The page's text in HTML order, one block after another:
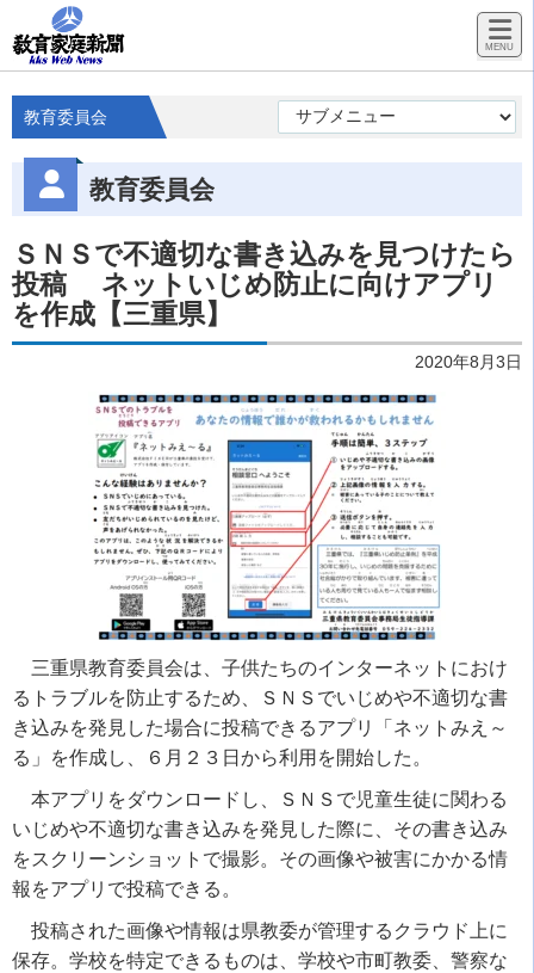
教育委員会
教育委員会
ＳＮＳで不適切な書き込みを見つけたら
投稿 ネットいじめ防止に向けアプリ
を作成【三重県】
2020年8月3日
三重県教育委員会は、子供たちのインターネットにおけ
るトラブルを防止するため、ＳＮＳでいじめや不適切な書
き込みを発見した場合に投稿できるアプリ「ネットみえ～
る」を作成し、６月２３日から利用を開始した。
本アプリをダウンロードし、ＳＮＳで児童生徒に関わる
いじめや不適切な書き込みを発見した際に、その書き込み
をスクリーンショットで撮影。その画像や被害にかかる情
報をアプリで投稿できる。
投稿された画像や情報は県教委が管理するクラウド上に
保存。学校を特定できるものは、学校や市町教委、警察な